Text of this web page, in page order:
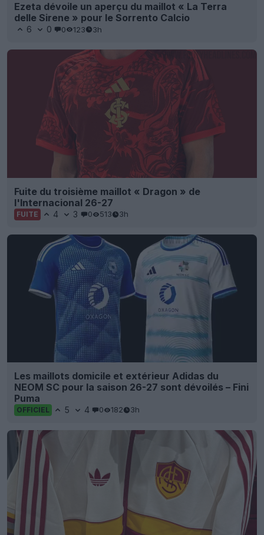
Ezeta dévoile un aperçu du maillot « La Terra
delle Sirene » pour le Sorrento Calcio
6 0 0 123 3h
Fuite du troisième maillot « Dragon » de
l'Internacional 26-27
FUITE 4 3 0 513 3h
Les maillots domicile et extérieur Adidas du
NEOM SC pour la saison 26-27 sont dévoilés – Fini
Puma
OFFICIEL 5 4 0 182 3h